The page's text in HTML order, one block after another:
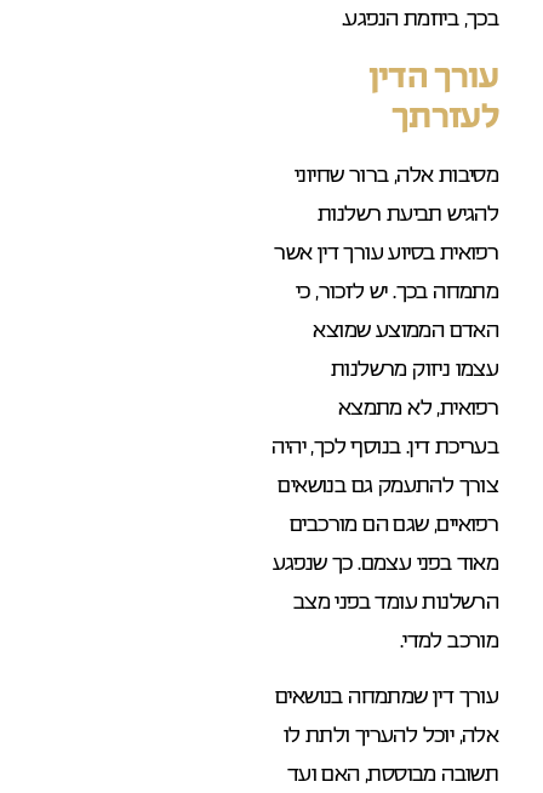
בכך, ביוזמת הנפגע.
עורך הדין
לעזרתך
מסיבות אלה, ברור שחיוני
להגיש תביעת רשלנות
רפואית בסיוע עורך דין אשר
מתמחה בכך. יש לזכור, כי
האדם הממוצע שמוצא
עצמו ניזוק מרשלנות
רפואית, לא מתמצא
בעריכת דין. בנוסף לכך, יהיה
צורך להתעמק גם בנושאים
רפואיים, שגם הם מורכבים
מאוד בפני עצמם. כך שנפגע
הרשלנות עומד בפני מצב
מורכב למדי.
עורך דין שמתמחה בנושאים
אלה, יוכל להעריך ולתת לו
תשובה מבוססת, האם ועד